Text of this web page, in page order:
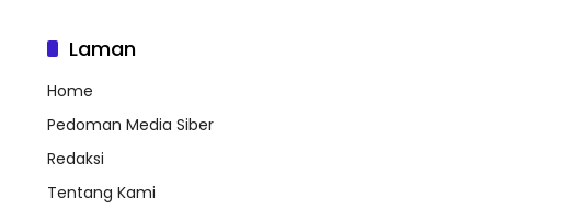
Laman
Home
Pedoman Media Siber
Redaksi
Tentang Kami